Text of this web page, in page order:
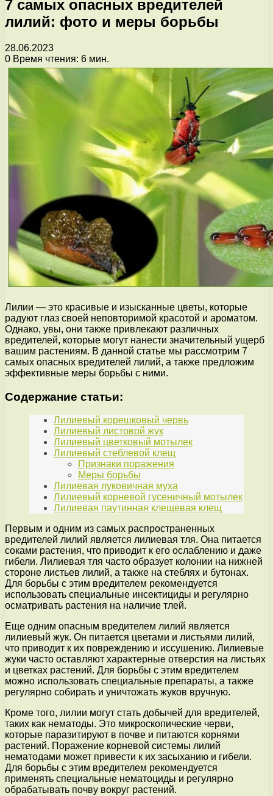
7 самых опасных вредителей
лилий: фото и меры борьбы
28.06.2023
0 Время чтения: 6 мин.
Лилии — это красивые и изысканные цветы, которые
радуют глаз своей неповторимой красотой и ароматом.
Однако, увы, они также привлекают различных
вредителей, которые могут нанести значительный ущерб
вашим растениям. В данной статье мы рассмотрим 7
самых опасных вредителей лилий, а также предложим
эффективные меры борьбы с ними.
Содержание статьи:
Лилиевый корешковый червь
Лилиевый листовой жук
Лилиевый цветковый мотылек
Лилиевый стеблевой клещ
Признаки поражения
Меры борьбы
Лилиевая луковичная муха
Лилиевый корневой гусеничный мотылек
Лилиевая паутинная клещевая клещ
Первым и одним из самых распространенных
вредителей лилий является лилиевая тля. Она питается
соками растения, что приводит к его ослаблению и даже
гибели. Лилиевая тля часто образует колонии на нижней
стороне листьев лилий, а также на стеблях и бутонах.
Для борьбы с этим вредителем рекомендуется
использовать специальные инсектициды и регулярно
осматривать растения на наличие тлей.
Еще одним опасным вредителем лилий является
лилиевый жук. Он питается цветами и листьями лилий,
что приводит к их повреждению и иссушению. Лилиевые
жуки часто оставляют характерные отверстия на листьях
и цветках растений. Для борьбы с этим вредителем
можно использовать специальные препараты, а также
регулярно собирать и уничтожать жуков вручную.
Кроме того, лилии могут стать добычей для вредителей,
таких как нематоды. Это микроскопические черви,
которые паразитируют в почве и питаются корнями
растений. Поражение корневой системы лилий
нематодами может привести к их засыханию и гибели.
Для борьбы с этим вредителем рекомендуется
применять специальные нематоциды и регулярно
обрабатывать почву вокруг растений.